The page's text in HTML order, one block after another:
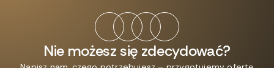
Nie możesz się zdecydować?